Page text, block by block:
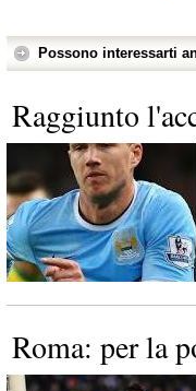
Possono interessarti
Raggiunto
Roma: per la